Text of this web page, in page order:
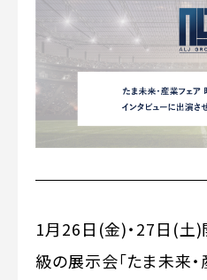
1月26日(金)・27日(土)
級の展示会「たま未来